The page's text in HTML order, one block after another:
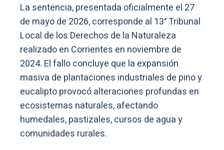
La sentencia, presentada oficialmente el 27
de mayo de 2026, corresponde al 13° Tribunal
Local de los Derechos de la Naturaleza
realizado en Corrientes en noviembre de
2024. El fallo concluye que la expansión
masiva de plantaciones industriales de pino y
eucalipto provocó alteraciones profundas en
ecosistemas naturales, afectando
humedales, pastizales, cursos de agua y
comunidades rurales.